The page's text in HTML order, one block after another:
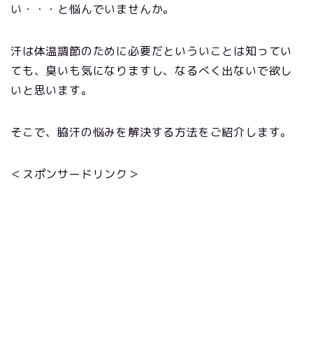
い・・・と悩んでいませんか。
汗は体温調節のために必要だといういことは知ってい
ても、臭いも気になりますし、なるべく出ないで欲し
いと思います。
そこで、脇汗の悩みを解決する方法をご紹介します。
＜スポンサードリンク＞